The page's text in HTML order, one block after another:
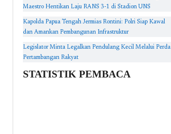
Maestro Hentikan Laju RANS 3-1 di Stadion UNS
Kapolda Papua Tengah Jermias Rontini: Polri Siap Kawal
dan Amankan Pembangunan Infrastruktur
Legislator Minta Legalkan Pendulang Kecil Melalui Perda
Pertambangan Rakyat
STATISTIK PEMBACA